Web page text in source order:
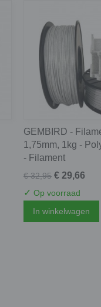
GEMBIRD -
1,75mm, 1kg -
- Filament
€ 32,95 € 29,66
✓ Op voorraad
In winkelwagen